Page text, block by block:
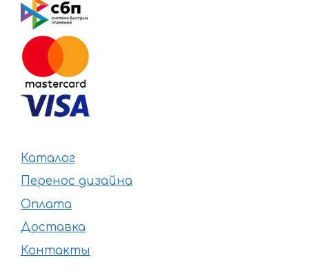
Каталог
Перенос дизайна
Оплата
Доставка
Контакты